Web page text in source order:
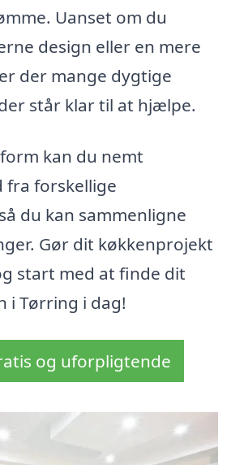
Uanset om du
design eller en mere
der mange dygtige
står klar til at hjælpe.
kan du nemt
fra forskellige
du kan sammenligne
Gør dit køkkenprojekt
start med at finde dit
i Tørring i dag!
og uforpligtende